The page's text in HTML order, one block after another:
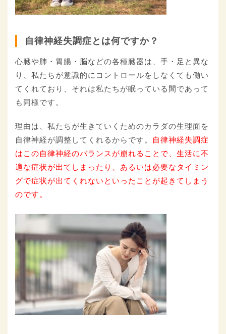
自律神経失調症とは何ですか？
心臓や肺・胃腸・脳などの各種臓器は、手・足と異な
り、私たちが意識的にコントロールをしなくても働い
てくれており、それは私たちが眠っている間であって
も同様です。
理由は、私たちが生きていくためのカラダの生理面を
自律神経が調整してくれるからです。
自律神経失調症
はこの自律神経のバランスが崩れることで、生活に不
適な症状が出てしまったり、あるいは必要なタイミン
グで症状が出てくれないといったことが起きてしまう
のです。